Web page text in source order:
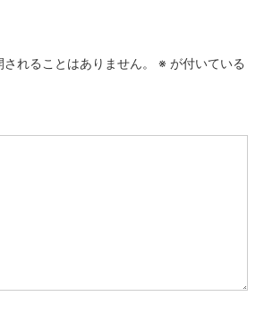
れることはありません。 ※ が付いている